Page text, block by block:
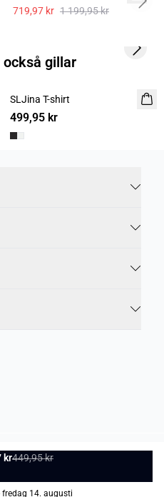
kr449,95 kr
fredag 14. augusti
719,97 kr 1 199,95 kr Next
också gillar
SLJina T-shirt
499,95 kr
Next
Villkor